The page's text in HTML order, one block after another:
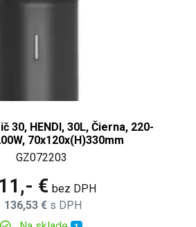
30, HENDI, 30L, Čierna, 220-
70x120x(H)330mm
GZ072203
€ bez DPH
136,53 € s DPH